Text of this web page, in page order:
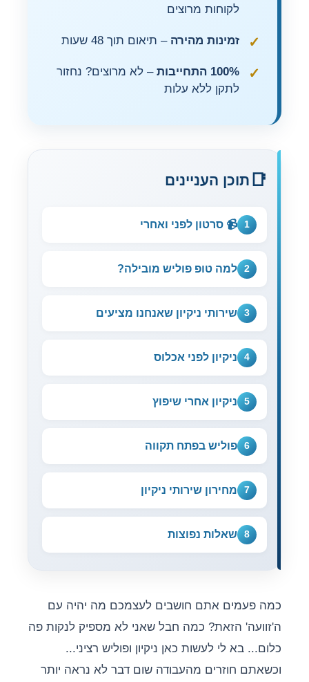
לקוחות מרוצים
זמינות מהירה – תיאום תוך 48 שעות
100% התחייבות
– לא מרוצים? נחזור
לתקן ללא עלות
תוכן העניינים
1 📹 סרטון לפני ואחרי
2 למה טופ פוליש מובילה?
3 שירותי ניקיון שאנחנו מציעים
4 ניקיון לפני אכלוס
5 ניקיון אחרי שיפוץ
6 פוליש בפתח תקווה
7 מחירון שירותי ניקיון
8 שאלות נפוצות
כמה פעמים אתם חושבים לעצמכם מה יהיה עם
ה'זוועה' הזאת? כמה חבל שאני לא מספיק לנקות פה
כלום... בא לי לעשות כאן ניקיון ופוליש רציני...
וכשאתם חוזרים מהעבודה שום דבר לא נראה יותר